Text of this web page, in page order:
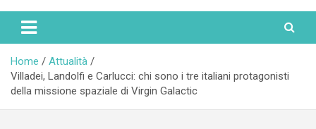
Spraynews.it
Home
Attualità
Villadei, Landolfi e Carlucci: chi sono i tre italiani protagonisti
della missione spaziale di Virgin Galactic